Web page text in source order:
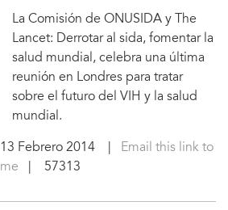
La Comisión de ONUSIDA y The
Lancet: Derrotar al sida, fomentar la
salud mundial, celebra una última
reunión en Londres para tratar
sobre el futuro del VIH y la salud
mundial.
13 Febrero 2014|
Email this link to
me | 57313